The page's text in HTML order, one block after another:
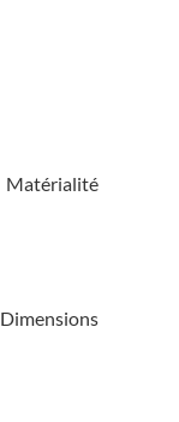
Matérialité
Dimensions